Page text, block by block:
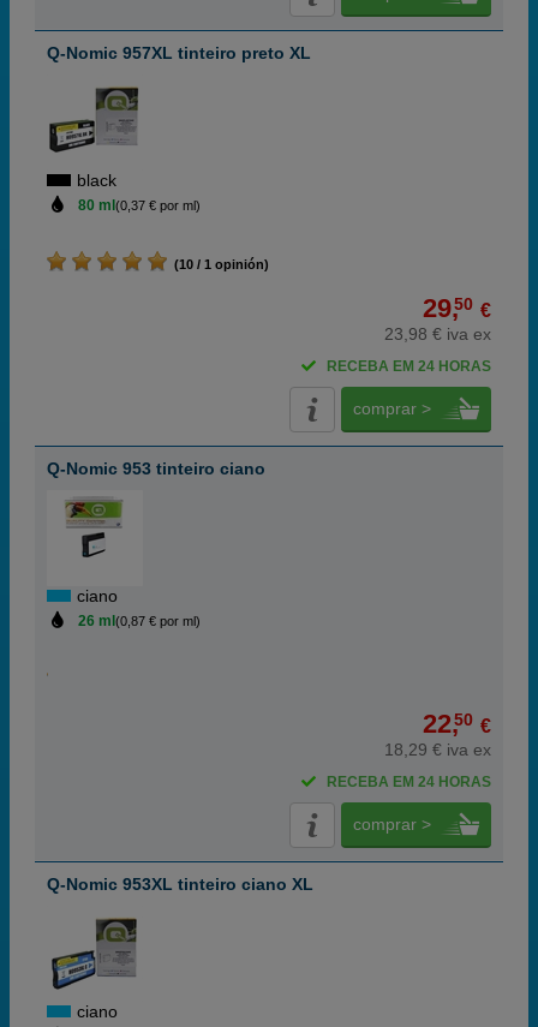
Q-Nomic 957XL tinteiro preto XL
black
80 ml (0,37 € por ml)
(10 / 1 opinión)
29,50 €
23,98 € iva ex
RECEBA EM 24 HORAS
comprar >
Q-Nomic 953 tinteiro ciano
ciano
26 ml (0,87 € por ml)
22,50 €
18,29 € iva ex
RECEBA EM 24 HORAS
comprar >
Q-Nomic 953XL tinteiro ciano XL
ciano